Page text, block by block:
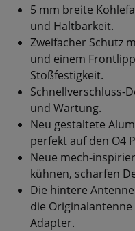
5 mm breite
und Haltbarkeit.
Zweifacher Schutz
und einem
Stoßfestigkeit.
Schnellverschluss-
und Wartung.
Neu gestaltete
perfekt auf den O4
Neue mech-
kühnen, scharfen
Die hintere
die Originalantenne
Adapter.